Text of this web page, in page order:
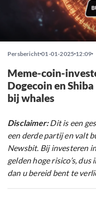
Persbericht 01-01-2025 12:09
Meme-coin-
Dogecoin en
bij whales
Disclaimer:Dit is een
een derde partij en valt
Newsbit. Bij investeren
gelden hoge risico’s,
dan u bereid bent te